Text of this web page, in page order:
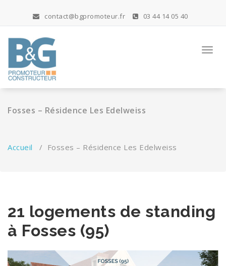
contenu
contact@bgpromoteur.fr 03 44 14 05 40
Fosses – Résidence Les Edelweiss
Accueil / Fosses – Résidence Les Edelweiss
21 logements de standing
à Fosses (95)